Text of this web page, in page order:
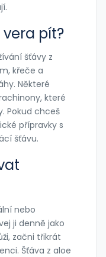
vera pít?
šťávy z
křeče a
Některé
které
Pokud chceš
přípravky s
šťávu.
nebo
ji denně jako
začni třikrát
Šťáva z aloe